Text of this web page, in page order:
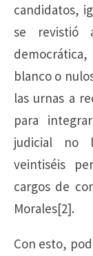
candidatos,
se revistió
democrática,
blanco o
las urnas a
para
judicial no
veintiséis
cargos de
Morales[2].
Con esto,